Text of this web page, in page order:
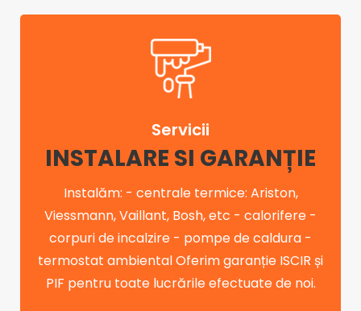
Servicii
INSTALARE SI GARANȚIE
Instalăm: - centrale termice: Ariston,
Viessmann, Vaillant, Bosh, etc - calorifere -
corpuri de incalzire - pompe de caldura -
termostat ambiental Oferim garanție ISCIR și
PIF pentru toate lucrările efectuate de noi.